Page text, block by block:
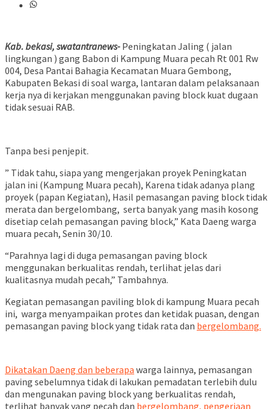
Kab. bekasi, swatantranews- Peningkatan Jaling ( jalan
lingkungan ) gang Babon di Kampung Muara pecah Rt 001 Rw
004, Desa Pantai Bahagia Kecamatan Muara Gembong,
Kabupaten Bekasi di soal warga, lantaran dalam pelaksanaan
kerja nya di kerjakan menggunakan paving block kuat dugaan
tidak sesuai RAB.
Tanpa besi penjepit.
” Tidak tahu, siapa yang mengerjakan proyek Peningkatan
jalan ini (Kampung Muara pecah), Karena tidak adanya plang
proyek (papan Kegiatan), Hasil pemasangan paving block tidak
merata dan bergelombang, serta banyak yang masih kosong
disetiap celah pemasangan paving block,” Kata Daeng warga
muara pecah, Senin 30/10.
“Parahnya lagi di duga pemasangan paving block
menggunakan berkualitas rendah, terlihat jelas dari
kualitasnya mudah pecah,” Tambahnya.
Kegiatan pemasangan paviling blok di kampung Muara pecah
ini, warga menyampaikan protes dan ketidak puasan, dengan
pemasangan paving block yang tidak rata dan bergelombang.
Dikatakan Daeng dan beberapa warga lainnya, pemasangan
paving sebelumnya tidak di lakukan pemadatan terlebih dulu
dan mengunakan paving block yang berkualitas rendah,
terlihat banyak yang pecah dan bergelombang, pengerjaan